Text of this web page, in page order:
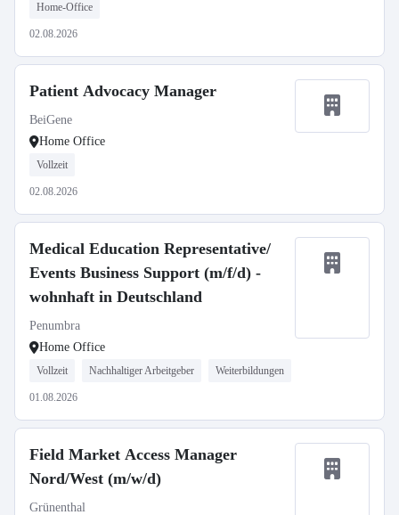
Home-Office
02.08.2026
Patient Advocacy Manager
BeiGene
Home Office
Vollzeit
02.08.2026
Medical Education Representative/
Events Business Support (m/f/d) -
wohnhaft in Deutschland
Penumbra
Home Office
Vollzeit Nachhaltiger Arbeitgeber Weiterbildungen
01.08.2026
Field Market Access Manager
Nord/West (m/w/d)
Grünenthal